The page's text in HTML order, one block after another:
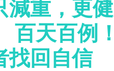
減重，更
天百例！
找回自信